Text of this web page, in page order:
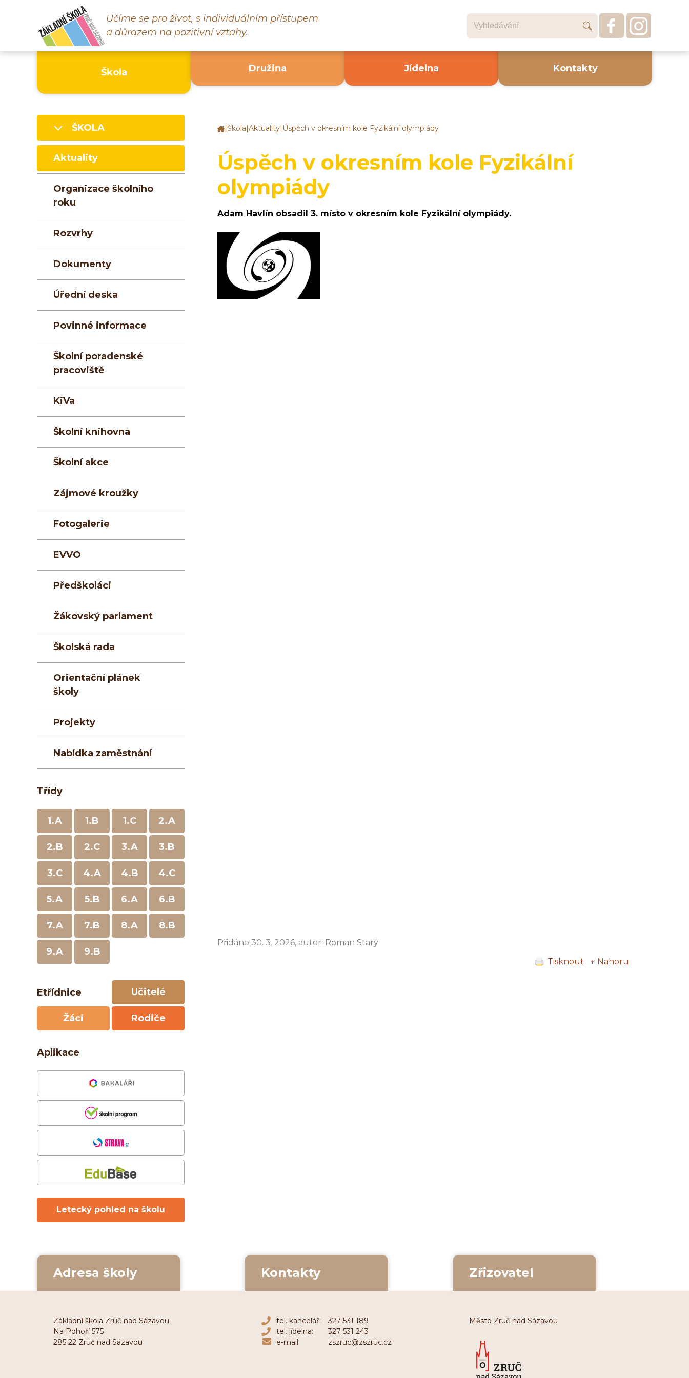
Učíme se pro život, s individuálním přístupem
a důrazem na pozitivní vztahy.
Škola Družina Jídelna Kontakty
Základní
Zruč
nad
Sázavou
Škola Aktuality Úspěch v okresním kole Fyzikální olympiády
Úspěch v okresním kole Fyzikální
olympiády
Adam Havlín obsadil 3. místo v okresním kole Fyzikální olympiády.
Přidáno 30. 3. 2026, autor: Roman Starý
Tisknout
↑ Nahoru
ŠKOLA
Aktuality
Organizace školního
roku
Rozvrhy
Dokumenty
Úřední deska
Povinné informace
Školní poradenské
pracoviště
KiVa
Školní knihovna
Školní akce
Zájmové kroužky
Fotogalerie
EVVO
Předškoláci
Žákovský parlament
Školská rada
Orientační plánek
školy
Projekty
Nabídka zaměstnání
Třídy
1.A 1.B 1.C 2.A
2.B 2.C 3.A 3.B
3.C 4.A 4.B 4.C
5.A 5.B 6.A 6.B
7.A 7.B 8.A 8.B
9.A 9.B
Etřídnice Učitelé
Žáci Rodiče
Aplikace
Letecký pohled na školu
Adresa školy
Základní škola Zruč nad Sázavou
Na Pohoří 575
285 22 Zruč nad Sázavou
Kontakty
tel. kancelář:
327 531 189
tel. jídelna:
327 531 243
e-mail:
zszruc@zszruc.cz
Zřizovatel
Město Zruč nad Sázavou